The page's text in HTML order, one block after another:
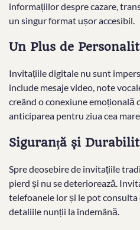
informațiilor despre cazare,
un singur format ușor accesibil.
Un Plus de
Invitațiile digitale nu sunt
include mesaje video, note
creând o conexiune emoțională
anticiparea pentru ziua cea
Siguranță și
Spre deosebire de invitațiile
pierd și nu se deteriorează.
telefoanele lor și le pot
detaliile nunții la îndemână.